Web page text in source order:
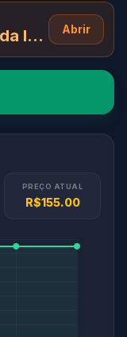
Cupom: Resgate cupom da loja + PDF01 + moedas no app Abrir
PREÇO ATUAL
R$155.00